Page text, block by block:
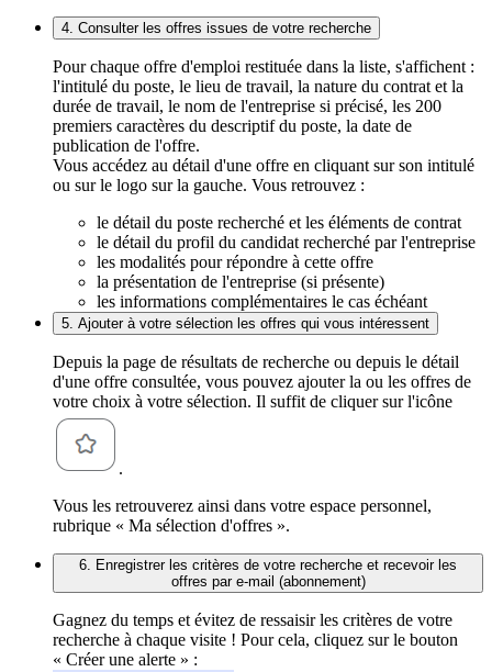
4. Consulter les offres issues de votre recherche
Pour chaque offre d'emploi restituée dans la liste, s'affichent :
l'intitulé du poste, le lieu de travail, la nature du contrat et la
durée de travail, le nom de l'entreprise si précisé, les 200
premiers caractères du descriptif du poste, la date de
publication de l'offre.
Vous accédez au détail d'une offre en cliquant sur son intitulé
ou sur le logo sur la gauche. Vous retrouvez :
le détail du poste recherché et les éléments de contrat
le détail du profil du candidat recherché par l'entreprise
les modalités pour répondre à cette offre
la présentation de l'entreprise (si présente)
les informations complémentaires le cas échéant
5. Ajouter à votre sélection les offres qui vous intéressent
Depuis la page de résultats de recherche ou depuis le détail
d'une offre consultée, vous pouvez ajouter la ou les offres de
votre choix à votre sélection. Il suffit de cliquer sur l'icône
.
Vous les retrouverez ainsi dans votre espace personnel,
rubrique « Ma sélection d'offres ».
6. Enregistrer les critères de votre recherche et recevoir les
offres par e-mail (abonnement)
Gagnez du temps et évitez de ressaisir les critères de votre
recherche à chaque visite ! Pour cela, cliquez sur le bouton
« Créer une alerte » :